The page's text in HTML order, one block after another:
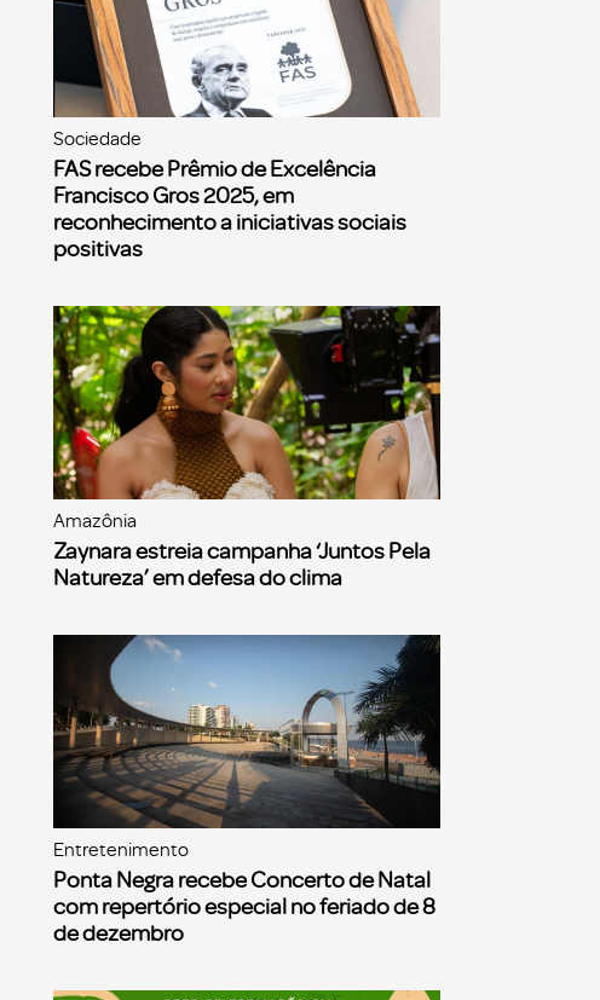
Sociedade
FAS recebe Prêmio de Excelência
Francisco Gros 2025, em
reconhecimento a iniciativas sociais
positivas
Amazônia
Zaynara estreia campanha ‘Juntos Pela
Natureza’ em defesa do clima
Entretenimento
Ponta Negra recebe Concerto de Natal
com repertório especial no feriado de 8
de dezembro